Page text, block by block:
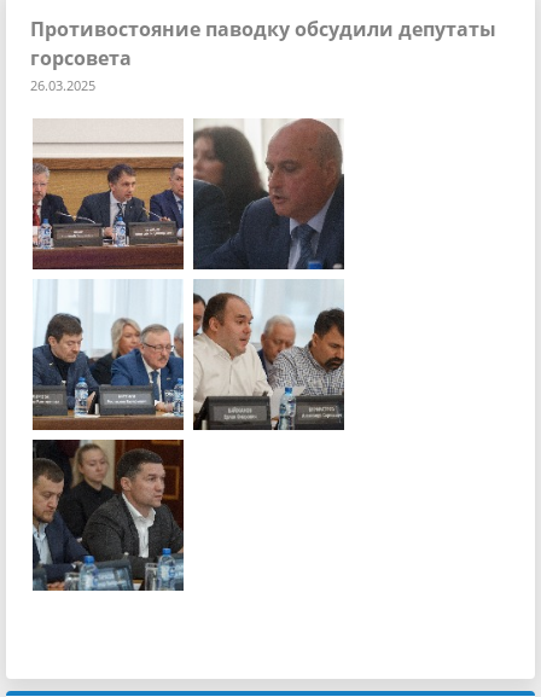
Противостояние паводку обсудили депутаты
горсовета
26.03.2025